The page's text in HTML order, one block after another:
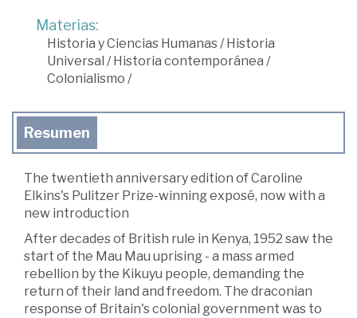
Materias:
Historia y Ciencias Humanas/ Historia
Universal / Historia contemporánea /
Colonialismo /
Resumen
The twentieth anniversary edition of Caroline
Elkins's Pulitzer Prize-winning exposé, now with a
new introduction
After decades of British rule in Kenya, 1952 saw the
start of the Mau Mau uprising - a mass armed
rebellion by the Kikuyu people, demanding the
return of their land and freedom. The draconian
response of Britain's colonial government was to